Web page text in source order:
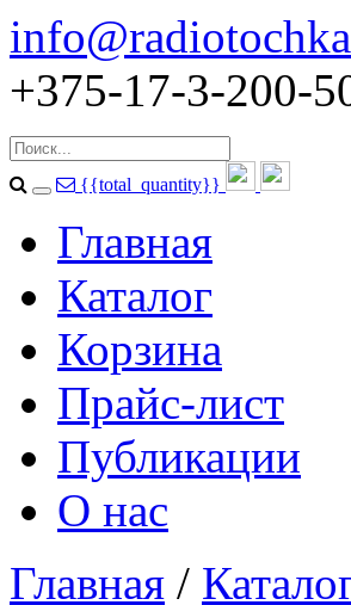
+375-17-3-200-
{{total_quantity}}
Главная
Каталог
Корзина
Прайс-лист
Публикации
О нас
Главная /